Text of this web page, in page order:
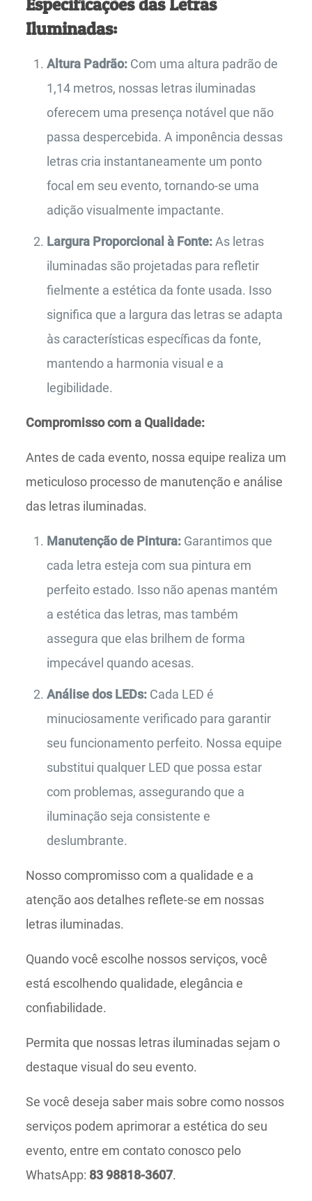
Iluminadas:
Altura Padrão:Com uma altura padrão de
1,14 metros, nossas letras iluminadas
oferecem uma presença notável que não
passa despercebida. A imponência dessas
letras cria instantaneamente um ponto
focal em seu evento, tornando-se uma
adição visualmente impactante.
Largura Proporcional à Fonte:As letras
iluminadas são projetadas para refletir
fielmente a estética da fonte usada. Isso
significa que a largura das letras se adapta
às características específicas da fonte,
mantendo a harmonia visual e a
legibilidade.
Compromisso com a Qualidade:
Antes de cada evento, nossa equipe realiza um
meticuloso processo de manutenção e análise
das letras iluminadas.
Manutenção de Pintura:Garantimos que
cada letra esteja com sua pintura em
perfeito estado. Isso não apenas mantém
a estética das letras, mas também
assegura que elas brilhem de forma
impecável quando acesas.
Análise dos LEDs:Cada LED é
minuciosamente verificado para garantir
seu funcionamento perfeito. Nossa equipe
substitui qualquer LED que possa estar
com problemas, assegurando que a
iluminação seja consistente e
deslumbrante.
Nosso compromisso com a qualidade e a
atenção aos detalhes reflete-se em nossas
letras iluminadas.
Quando você escolhe nossos serviços, você
está escolhendo qualidade, elegância e
confiabilidade.
Permita que nossas letras iluminadas sejam o
destaque visual do seu evento.
Se você deseja saber mais sobre como nossos
serviços podem aprimorar a estética do seu
evento, entre em contato conosco pelo
WhatsApp: 83 98818-3607.